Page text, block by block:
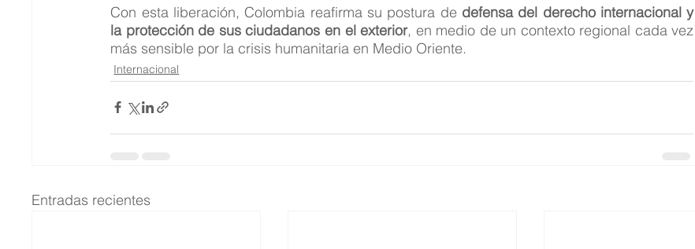
Con esta liberación, Colombia reafirma su postura de defensa del derecho internacional y
la protección de sus ciudadanos en el exterior, en medio de un contexto regional cada vez
más sensible por la crisis humanitaria en Medio Oriente.
Internacional
Entradas recientes